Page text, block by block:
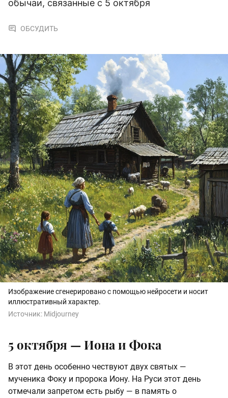
обычаи, связанные с 5 октября
ОБСУДИТЬ
Изображение сгенерировано с помощью нейросети и носит
иллюстративный характер.
Источник: Midjourney
5 октября — Иона и Фока
В этот день особенно чествуют двух святых —
мученика Фоку и пророка Иону. На Руси этот день
отмечали запретом есть рыбу — в память о